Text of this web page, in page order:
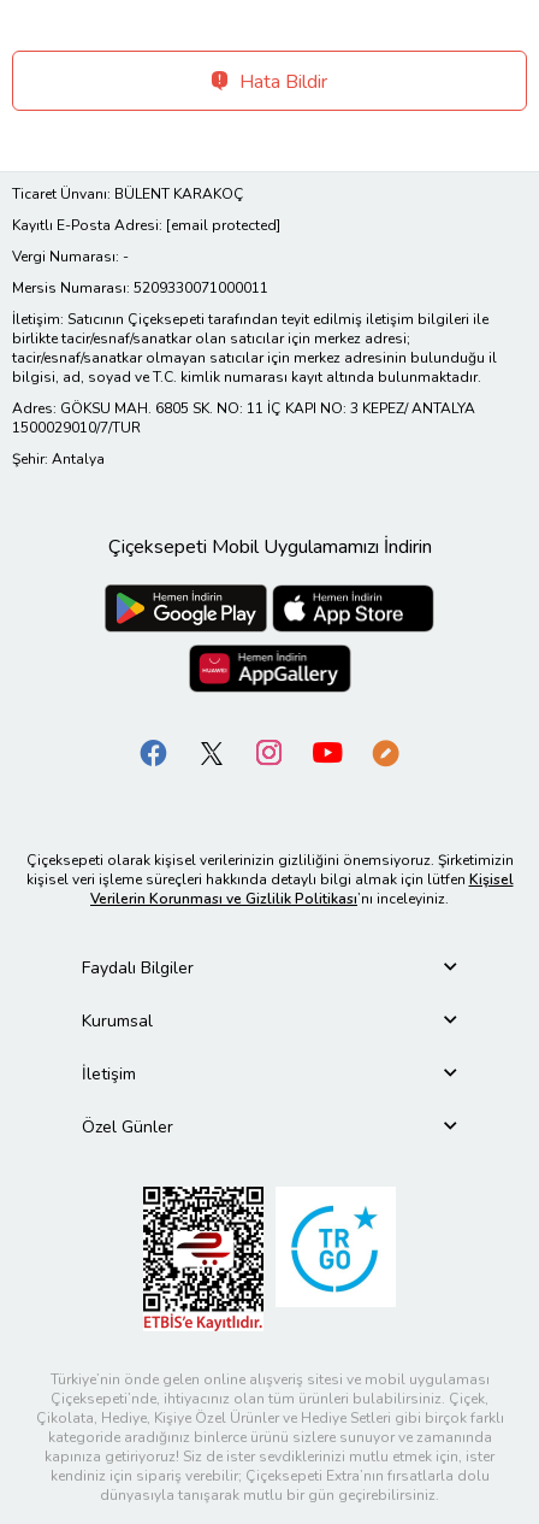
Hata Bildir
Ticaret Ünvanı: BÜLENT KARAKOÇ
Kayıtlı E-Posta Adresi: [email protected]
Vergi Numarası: -
Mersis Numarası: 5209330071000011
İletişim: Satıcının Çiçeksepeti tarafından teyit edilmiş iletişim bilgileri ile
birlikte tacir/esnaf/sanatkar olan satıcılar için merkez adresi;
tacir/esnaf/sanatkar olmayan satıcılar için merkez adresinin bulunduğu il
bilgisi, ad, soyad ve T.C. kimlik numarası kayıt altında bulunmaktadır.
Adres: GÖKSU MAH. 6805 SK. NO: 11 İÇ KAPI NO: 3 KEPEZ/ ANTALYA
1500029010/7/TUR
Şehir: Antalya
Çiçeksepeti Mobil Uygulamamızı İndirin
Çiçeksepeti olarak kişisel verilerinizin gizliliğini önemsiyoruz. Şirketimizin
kişisel veri işleme süreçleri hakkında detaylı bilgi almak için lütfen Kişisel
Verilerin Korunması ve Gizlilik Politikası’nı inceleyiniz.
Faydalı Bilgiler
Kurumsal
İletişim
Özel Günler
Türkiye’nin önde gelen online alışveriş sitesi ve mobil uygulaması
Çiçeksepeti’nde, ihtiyacınız olan tüm ürünleri bulabilirsiniz. Çiçek,
Çikolata, Hediye, Kişiye Özel Ürünler ve Hediye Setleri gibi birçok farklı
kategoride aradığınız binlerce ürünü sizlere sunuyor ve zamanında
kapınıza getiriyoruz! Siz de ister sevdiklerinizi mutlu etmek için, ister
kendiniz için sipariş verebilir; Çiçeksepeti Extra’nın fırsatlarla dolu
dünyasıyla tanışarak mutlu bir gün geçirebilirsiniz.